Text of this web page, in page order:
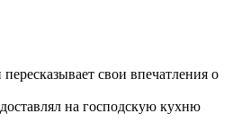
свои впечатления о
на господскую кухню